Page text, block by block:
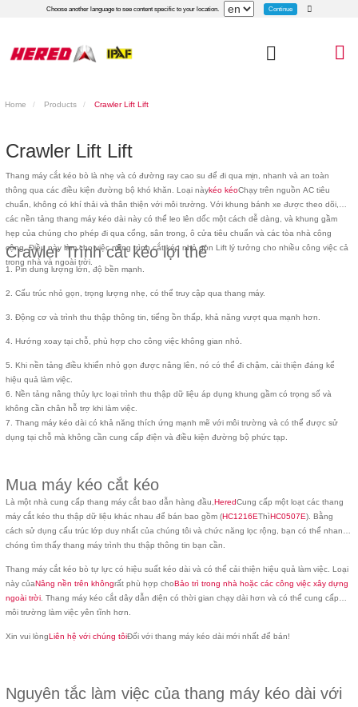
Choose another language to see content specific to your location. Continue
Home Products Crawler Lift Lift
Crawler Lift Lift
Thang máy cắt kéo bò là nhẹ và có đường ray cao su để đi qua mịn, nhanh và an toàn
thông qua các điều kiện đường bộ khó khăn. Loại nàykéo kéoChạy trên nguồn AC tiêu
chuẩn, không có khí thải và thân thiện với môi trường. Với khung bánh xe được theo dõi,
các nền tảng thang máy kéo dài này có thể leo lên dốc một cách dễ dàng, và khung gầm
hẹp của chúng cho phép đi qua cổng, sân trong, ô cửa tiêu chuẩn và các tòa nhà công
cộng. Điều này làm cho việc nâng trình cắt kéo nhỏ gọn Lift lý tưởng cho nhiều công việc cả
trong nhà và ngoài trời.
Crawler Trình cắt kéo lợi thế
1. Pin dung lượng lớn, độ bền mạnh.
2. Cấu trúc nhỏ gọn, trọng lượng nhẹ, có thể truy cập qua thang máy.
3. Động cơ và trình thu thập thông tin, tiếng ồn thấp, khả năng vượt qua mạnh hơn.
4. Hướng xoay tại chỗ, phù hợp cho công việc không gian nhỏ.
5. Khi nền tảng điều khiển nhỏ gọn được nâng lên, nó có thể đi chậm, cải thiện đáng kể
hiệu quả làm việc.
6. Nền tảng nâng thủy lực loại trình thu thập dữ liệu áp dụng khung gầm có trọng số và
không cần chân hỗ trợ khi làm việc.
7. Thang máy kéo dài có khả năng thích ứng mạnh mẽ với môi trường và có thể được sử
dụng tại chỗ mà không cần cung cấp điện và điều kiện đường bộ phức tạp.
Mua máy kéo cắt kéo
Là một nhà cung cấp thang máy cắt bao dẫn hàng đầu, HeredCung cấp một loạt các thang
máy cắt kéo thu thập dữ liệu khác nhau để bán bao gồm (HC1216EThìHC0507E). Bằng
cách sử dụng cấu trúc lớp duy nhất của chúng tôi và chức năng lọc rộng, bạn có thể nhanh
chóng tìm thấy thang máy trình thu thập thông tin bạn cần.
Thang máy cắt kéo bò tự lực có hiệu suất kéo dài và có thể cải thiện hiệu quả làm việc. Loại
này củaNâng nền trên khôngrất phù hợp choBảo trì trong nhà hoặc các công việc xây dựng
ngoài trời . Thang máy kéo cắt dây dẫn điện có thời gian chạy dài hơn và có thể cung cấp
môi trường làm việc yên tĩnh hơn.
Xin vui lòngLiên hệ với chúng tôiĐối với thang máy kéo dài mới nhất để bán!
Nguyên tắc làm việc của thang máy kéo dài với